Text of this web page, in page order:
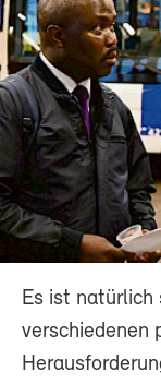
Es ist natürlich
verschiedenen